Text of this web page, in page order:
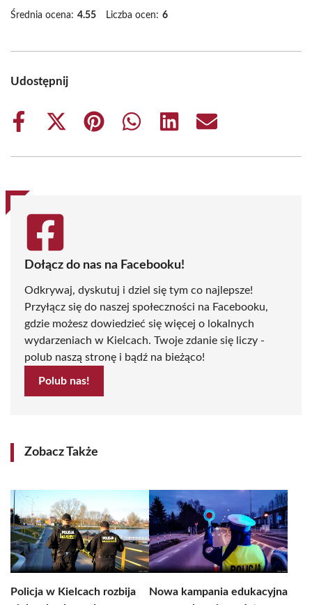
Średnia ocena: 4.55 Liczba ocen: 6
Udostępnij
Share
Share
(Twitter)
Share
Share
Share
Share
Dołącz do nas na Facebooku!
Odkrywaj, dyskutuj i dziel się tym co najlepsze!
Przyłącz się do naszej społeczności na Facebooku,
gdzie możesz dowiedzieć się więcej o lokalnych
wydarzeniach w Kielcach. Twoje zdanie się liczy -
polub naszą stronę i bądź na bieżąco!
Polub nas!
Zobacz Także
Policja w Kielcach rozbija
Nowa kampania edukacyjna